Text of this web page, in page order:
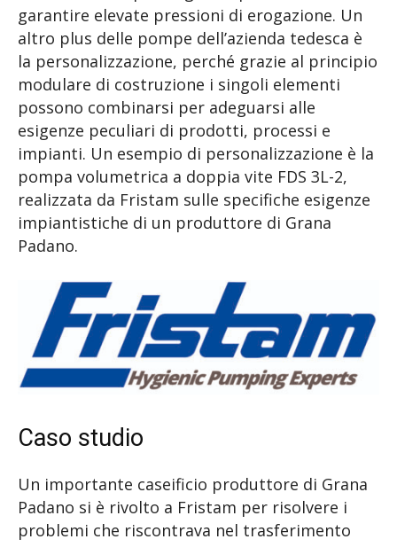
garantire elevate pressioni di erogazione. Un
altro plus delle pompe dell’azienda tedesca è
la personalizzazione, perché grazie al principio
modulare di costruzione i singoli elementi
possono combinarsi per adeguarsi alle
esigenze peculiari di prodotti, processi e
impianti. Un esempio di personalizzazione è la
pompa volumetrica a doppia vite FDS 3L-2,
realizzata da Fristam sulle specifiche esigenze
impiantistiche di un produttore di Grana
Padano.
Caso studio
Un importante caseificio produttore di Grana
Padano si è rivolto a Fristam per risolvere i
problemi che riscontrava nel trasferimento